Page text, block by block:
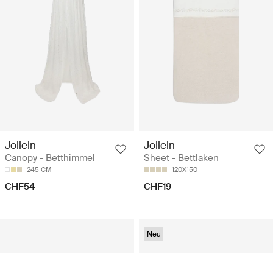
Jollein
Canopy - Betthimmel
245 CM
CHF54
Jollein
Sheet - Bettlaken
120X150
CHF19
Neu